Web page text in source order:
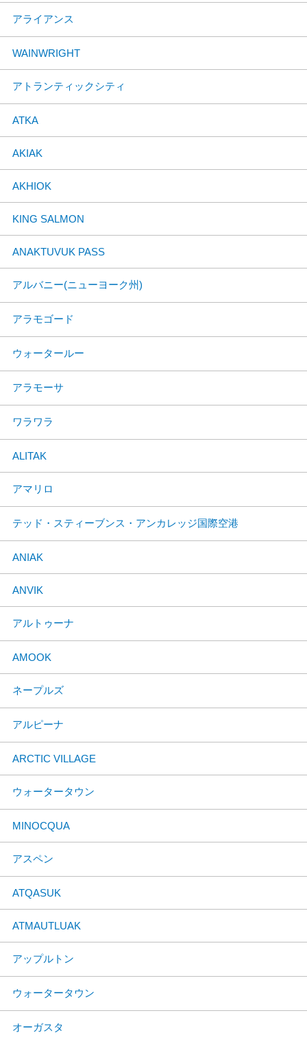
アライアンス
WAINWRIGHT
アトランティックシティ
ATKA
AKIAK
AKHIOK
KING SALMON
ANAKTUVUK PASS
アルバニー(ニューヨーク州)
アラモゴード
ウォータールー
アラモーサ
ワラワラ
ALITAK
アマリロ
テッド・スティーブンス・アンカレッジ国際空港
ANIAK
ANVIK
アルトゥーナ
AMOOK
ネープルズ
アルピーナ
ARCTIC VILLAGE
ウォータータウン
MINOCQUA
アスペン
ATQASUK
ATMAUTLUAK
アップルトン
ウォータータウン
オーガスタ